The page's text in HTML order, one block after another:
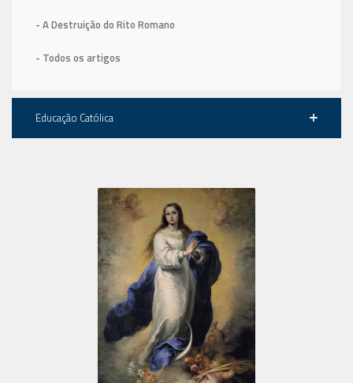
- A Destruição do Rito Romano
- Todos os artigos
Educação Católica